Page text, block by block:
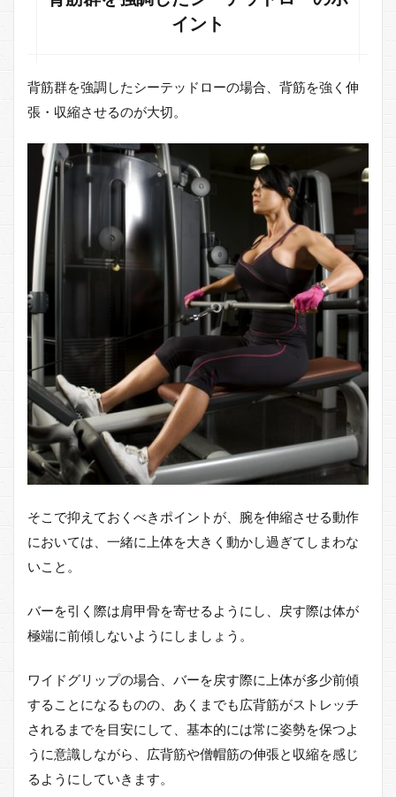
イント
背筋群を強調したシーテッドローの場合、背筋を強く伸
張・収縮させるのが大切。
そこで抑えておくべきポイントが、腕を伸縮させる動作
においては、一緒に上体を大きく動かし過ぎてしまわな
いこと。
バーを引く際は肩甲骨を寄せるようにし、戻す際は体が
極端に前傾しないようにしましょう。
ワイドグリップの場合、バーを戻す際に上体が多少前傾
することになるものの、あくまでも広背筋がストレッチ
されるまでを目安にして、基本的には常に姿勢を保つよ
うに意識しながら、広背筋や僧帽筋の伸張と収縮を感じ
るようにしていきます。